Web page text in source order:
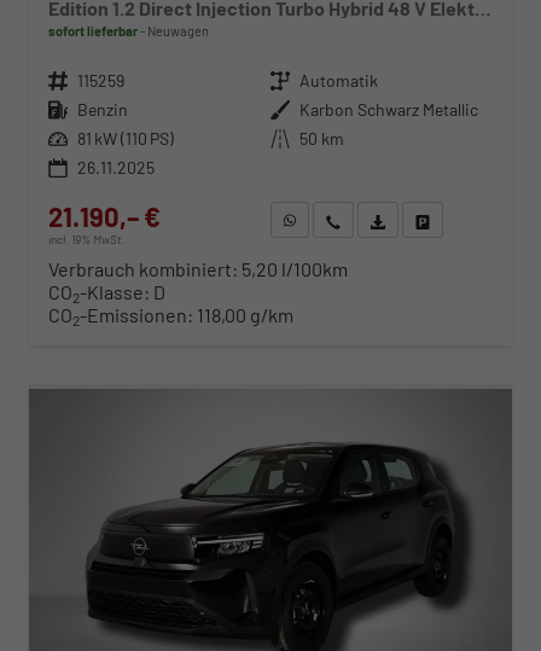
sofort lieferbar Neuwagen
Fahrzeugnr. 115259 Getriebe Automatik
Kraftstoff Benzin Außenfarbe Karbon Schwarz Metallic
Leistung 81 kW (110 PS) Kilometerstand 50 km
26.11.2025
21.190,– €
incl. 19% MwSt.
WhatsApp anfragen
Wir rufen Sie anFahrzeugexposé (PDF)
Verbrauch kombiniert: 5,20 l/100km
CO2-Klasse: D
CO2-Emissionen: 118,00 g/km